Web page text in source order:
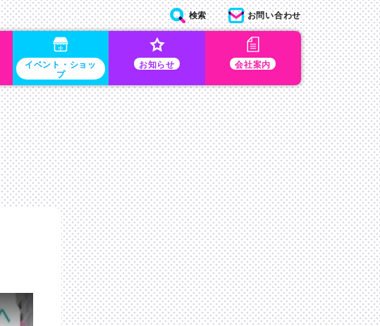
イベント・ショッ
プ
お知らせ 会社案内
検索 お問い合わせ